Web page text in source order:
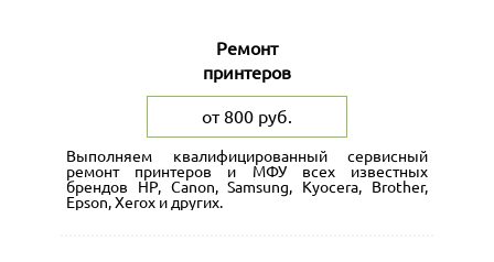
Ремонт
принтеров
от 800 руб.
Выполняем квалифицированный сервисный
ремонт принтеров и МФУ всех известных
брендов HP, Canon, Samsung, Kyocera, Brother,
Epson, Xerox и других.